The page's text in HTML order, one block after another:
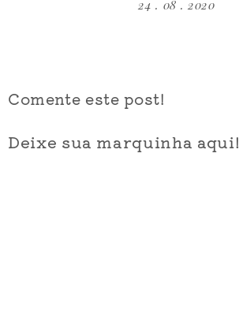
24 . 08 . 2020
Comente este post!
Deixe sua marquinha aqui!